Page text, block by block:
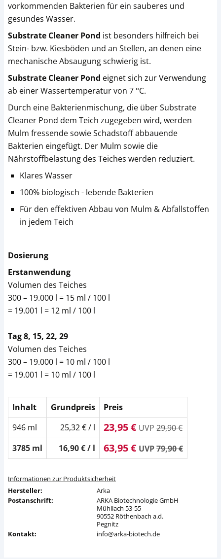
vorkommenden Bakterien für ein sauberes und
gesundes Wasser.
Substrate Cleaner Pond ist besonders hilfreich bei
Stein- bzw. Kiesböden und an Stellen, an denen eine
mechanische Absaugung schwierig ist.
Substrate Cleaner Pond eignet sich zur Verwendung
ab einer Wassertemperatur von 7 °C.
Durch eine Bakterienmischung, die über Substrate
Cleaner Pond dem Teich zugegeben wird, werden
Mulm fressende sowie Schadstoff abbauende
Bakterien eingefügt. Der Mulm sowie die
Nährstoffbelastung des Teiches werden reduziert.
Klares Wasser
100% biologisch - lebende Bakterien
Für den effektiven Abbau von Mulm & Abfallstoffen
in jedem Teich
Dosierung
Erstanwendung
Volumen des Teiches
300 – 19.000 l = 15 ml / 100 l
= 19.001 l = 12 ml / 100 l
Tag 8, 15, 22, 29
Volumen des Teiches
300 – 19.000 l = 10 ml / 100 l
= 19.001 l = 10 ml / 100 l
Inhalt Grundpreis
Preis
946 ml
25,32 € / l 23,95 € UVP 29,90 €
3785 ml
16,90 € / l 63,95 € UVP79,90 €
Informationen zur Produktsicherheit
Hersteller:
Arka
Postanschrift:
ARKA Biotechnologie GmbH
Mühllach 53-55
90552 Röthenbach a.d.
Pegnitz
Kontakt:
info@arka-biotech.de